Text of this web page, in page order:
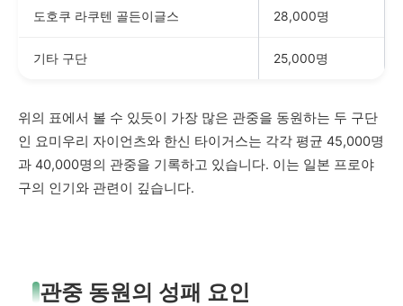
도호쿠 라쿠텐 골든이글스 28,000명
기타 구단 25,000명
위의 표에서 볼 수 있듯이 가장 많은 관중을 동원하는 두 구단
인 요미우리 자이언츠와 한신 타이거스는 각각 평균 45,000명
과 40,000명의 관중을 기록하고 있습니다. 이는 일본 프로야
구의 인기와 관련이 깊습니다.
관중 동원의 성패 요인